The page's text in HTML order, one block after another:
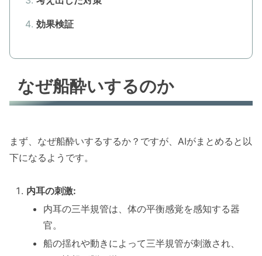
効果検証
なぜ船酔いするのか
まず、なぜ船酔いするするか？ですが、AIがまとめると以
下になるようです。
内耳の刺激:
内耳の三半規管は、体の平衡感覚を感知する器
官。
船の揺れや動きによって三半規管が刺激され、